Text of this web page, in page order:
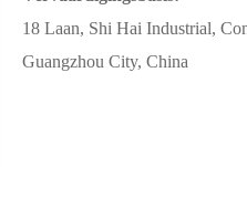
18 Laan, Shi Hai Industrial,
Guangzhou City, China